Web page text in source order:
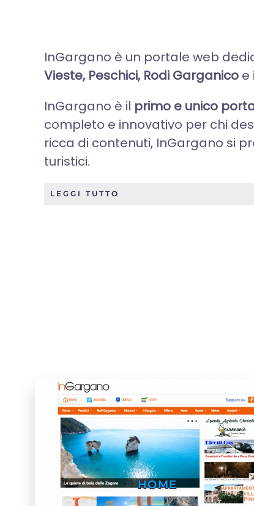
InGargano è un portale web
Vieste, Peschici, Rodi Garganico e
InGargano è il primo e unico
completo e innovativo per chi
ricca di contenuti, InGargano si
turistici.
LEGGI TUTTO
HOME